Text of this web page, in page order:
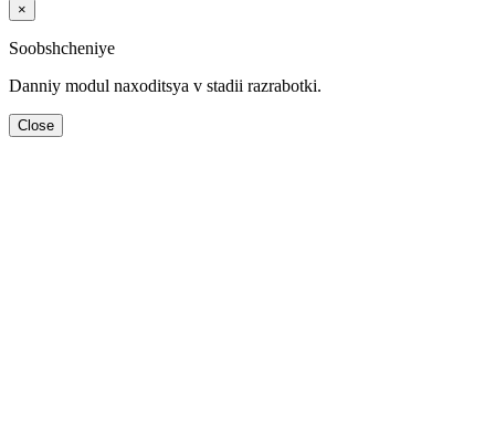
×
Soobshcheniye
Danniy modul naхoditsya v stadii razrabotki.
Close